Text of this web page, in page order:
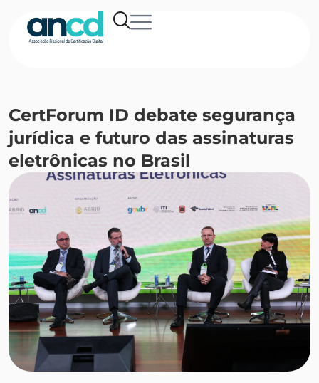
CertForum ID debate segurança
jurídica e futuro das assinaturas
eletrônicas no Brasil